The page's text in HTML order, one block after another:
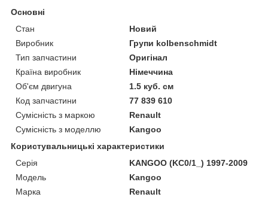
Основні
Стан
Новий
Виробник
Групи kolbenschmidt
Тип запчастини
Оригінал
Країна виробник
Німеччина
Об'єм двигуна
1.5 куб. см
Код запчастини
77 839 610
Сумісність з маркою
Renault
Сумісність з моделлю
Kangoo
Користувальницькі характеристики
Серія
KANGOO (KC0/1_) 1997-2009
Модель
Kangoo
Марка
Renault